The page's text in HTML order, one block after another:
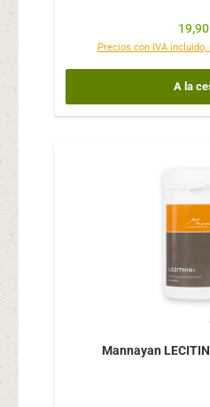
Precios con IVA
A la
Mannayan